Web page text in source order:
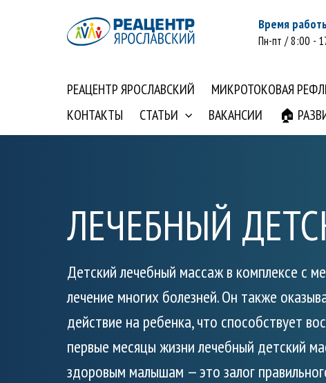
Время
Пн-пт / 8:00 -
РЕАЦЕНТР ЯРОСЛАВСКИЙ МИКРОТОКОВАЯ
КОНТАКТЫ
СТАТЬИ ВАКАНСИИ 🏠
ЛЕЧЕБНЫЙ
Детский лечебный массаж в комплексе с
лечение многих болезней. Он также
действие на ребенка, что способствует
первые месяцы жизни лечебный детский
здоровым малышам — это залог